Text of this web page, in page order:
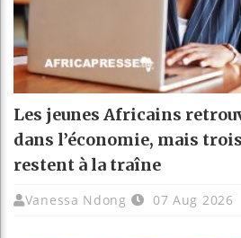
Les jeunes Africains
dans l’économie, mais
restent à la traîne
Vanessa Ndong 07 Aug 2026